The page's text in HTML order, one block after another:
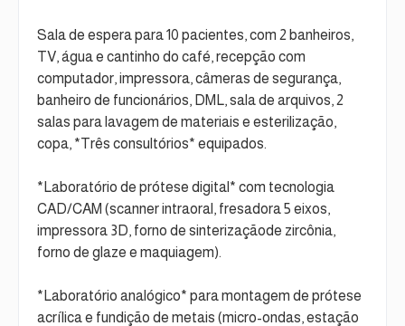
Sala de espera para 10 pacientes, com 2 banheiros,
TV, água e cantinho do café, recepção com
computador, impressora, câmeras de segurança,
banheiro de funcionários, DML, sala de arquivos, 2
salas para lavagem de materiais e esterilização,
copa, *Três consultórios* equipados.
*Laboratório de prótese digital* com tecnologia
CAD/CAM (scanner intraoral, fresadora 5 eixos,
impressora 3D, forno de sinterizaçãode zircônia,
forno de glaze e maquiagem).
*Laboratório analógico* para montagem de prótese
acrílica e fundição de metais (micro-ondas, estação